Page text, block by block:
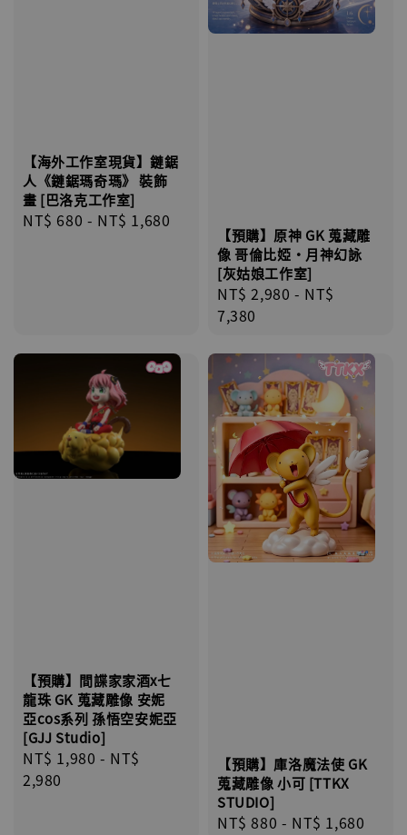
【海外工作室現貨】鏈鋸
人《鏈鋸瑪奇瑪》 裝飾
畫 [巴洛克工作室]
Regular
NT$ 680 - NT$ 1,680
【預購】原神 GK 蒐藏雕
像 哥倫比婭·月神幻詠
[灰姑娘工作室]
Regular
price
NT$ 2,980 - NT$
7,380
【預購】間諜家家酒x七
龍珠 GK 蒐藏雕像 安妮
亞cos系列 孫悟空安妮亞
[GJJ Studio]
Regular
price
NT$ 1,980 - NT$
2,980
【預購】庫洛魔法使 GK
蒐藏雕像 小可 [TTKX
STUDIO]
Regular
NT$ 880 - NT$ 1,680